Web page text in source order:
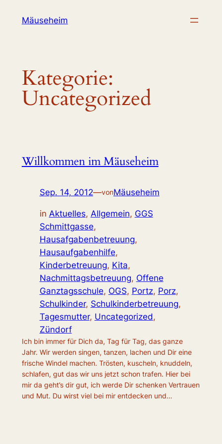
InhaltMäuseheim
Kategorie:
Uncategorized
Willkommen im Mäuseheim
Sep. 14, 2012—vonMäuseheim
in Aktuelles, Allgemein, GGS
Schmittgasse
Hausafgabenbetreuung
Hausaufgabenhilfe
Kinderbetreuung, Kita
Nachmittagsbetreuung, Offene
Ganztagsschule, OGS, Portz, Porz
Schulkinder, Schulkinderbetreuung
Tagesmutter, Uncategorized
Zündorf
Ich bin immer für Dich da, Tag für Tag, das ganze
Jahr. Wir werden singen, tanzen, lachen und Dir eine
frische Windel machen. Trösten, kuscheln, knuddeln,
schlafen, gut das wir uns jetzt schon trafen. Hier bei
mir da geht’s dir gut, ich werde Dir schenken Vertrauen
und Mut. Du wirst viel bei mir entdecken und…